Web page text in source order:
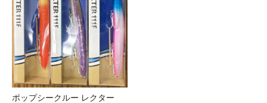
ポップシークルー レクター